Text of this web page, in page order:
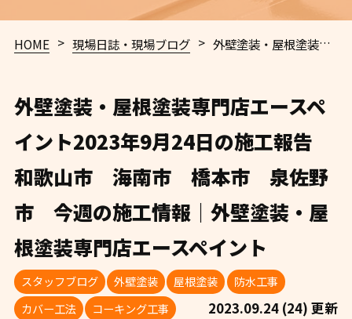
HOME > 現場日誌・現場ブログ > 外壁塗装・屋根塗装専門店エースペイント2023年9月24日の施工報告 和歌山市 海南市 橋本市 泉佐野市 今週の施工情報｜外壁塗装・屋根塗装専門店エースペイント
外壁塗装・屋根塗装専門店エースペ
イント2023年9月24日の施工報告
和歌山市 海南市 橋本市 泉佐野
市 今週の施工情報｜外壁塗装・屋
根塗装専門店エースペイント
スタッフブログ 外壁塗装 屋根塗装
防水工事
カバー工法
コーキング工事 2023.09.24 (24) 更新